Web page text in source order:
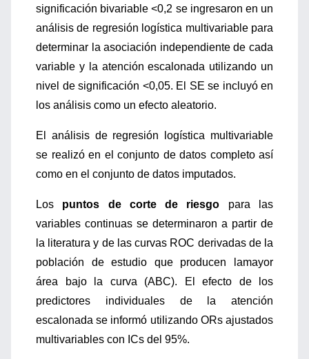
significación bivariable <0,2 se ingresaron en un
análisis de regresión logística multivariable para
determinar la asociación independiente de cada
variable y la atención escalonada utilizando un
nivel de significación <0,05. El SE se incluyó en
los análisis como un efecto aleatorio.
El análisis de regresión logística multivariable
se realizó en el conjunto de datos completo así
como en el conjunto de datos imputados.
Los puntos de corte de riesgo para las
variables continuas se determinaron a partir de
la literatura y de las curvas ROC derivadas de la
población de estudio que producen lamayor
área bajo la curva (ABC). El efecto de los
predictores individuales de la atención
escalonada se informó utilizando ORs ajustados
multivariables con ICs del 95%.